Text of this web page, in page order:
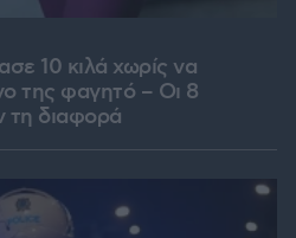
10 κιλά χωρίς να
της φαγητό – Οι 8
τη διαφορά